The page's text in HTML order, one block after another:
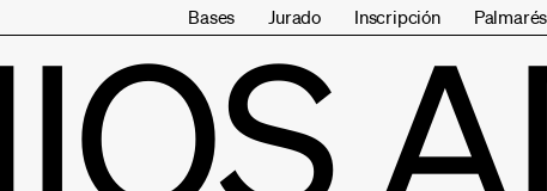
Bases Jurado Inscripción Palmarés